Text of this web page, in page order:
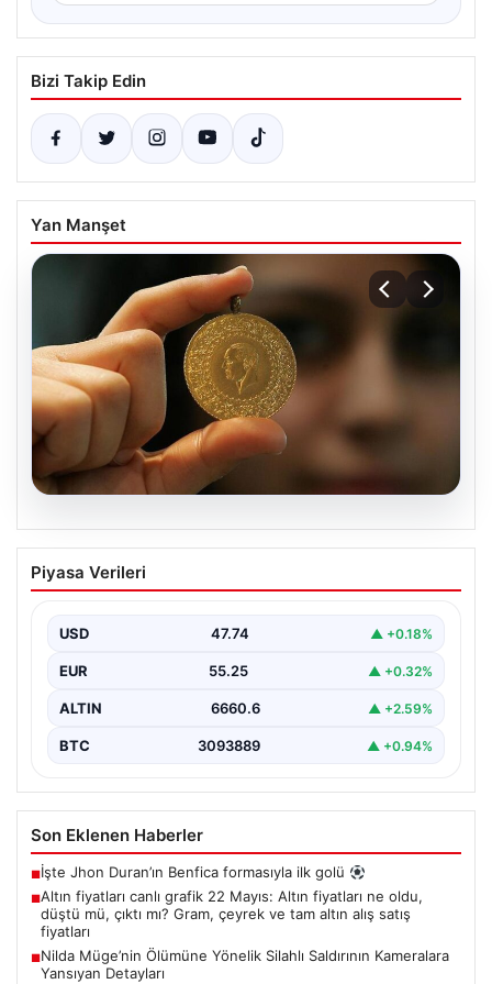
Bizi Takip Edin
Yan Manşet
06.08.2026
Altın fiyatları canlı grafik 22 Mayıs: Altın
fiyatları ne oldu, düştü mü, çıktı mı?
fiyatları
Piyasa Verileri
USD 47.74 ▲ +0.18%
EUR 55.25 ▲ +0.32%
ALTIN 6660.6 ▲ +2.59%
BTC 3093889 ▲ +0.94%
Son Eklenen Haberler
■İşte Jhon Duran’ın Benfica formasıyla ilk golü
■Altın fiyatları canlı grafik 22 Mayıs: Altın fiyatları ne oldu,
düştü mü, çıktı mı? Gram, çeyrek ve tam altın alış satış
fiyatları
■Nilda Müge’nin Ölümüne Yönelik Silahlı Saldırının Kameralara
Yansıyan Detayları